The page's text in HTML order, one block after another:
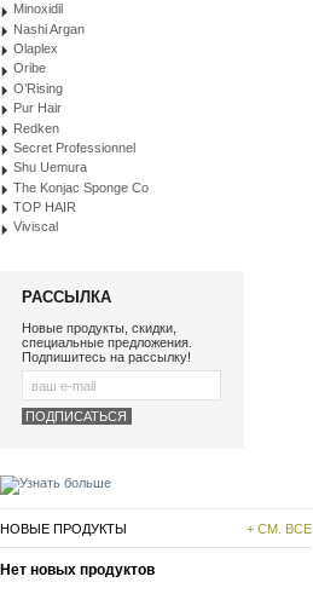
Minoxidil
Nashi Argan
Olaplex
Oribe
O’Rising
Pur Hair
Redken
Secret Professionnel
Shu Uemura
The Konjac Sponge Co
TOP HAIR
Viviscal
РАССЫЛКА
Новые продукты, скидки,
специальные предложения.
Подпишитесь на рассылку!
НОВЫЕ ПРОДУКТЫ + СМ. ВСЕ
Нет новых продуктов